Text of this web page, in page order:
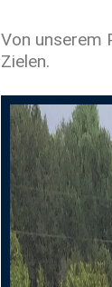
Von unserem
Zielen.